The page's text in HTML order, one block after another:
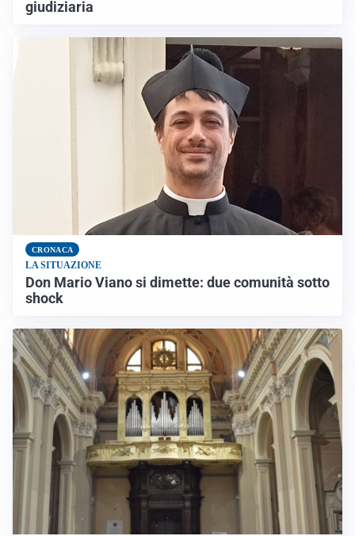
giudiziaria
CRONACA
LA SITUAZIONE
Don Mario Viano si dimette: due comunità sotto
shock